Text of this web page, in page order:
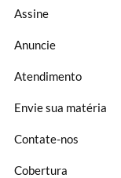
Assine
Anuncie
Atendimento
Envie sua matéria
Contate-nos
Cobertura